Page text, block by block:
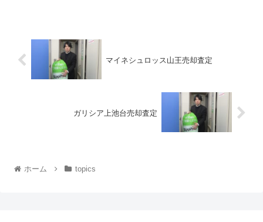
マイネシュロッス山王売却査定
ガリシア上池台売却査定
ホーム topics